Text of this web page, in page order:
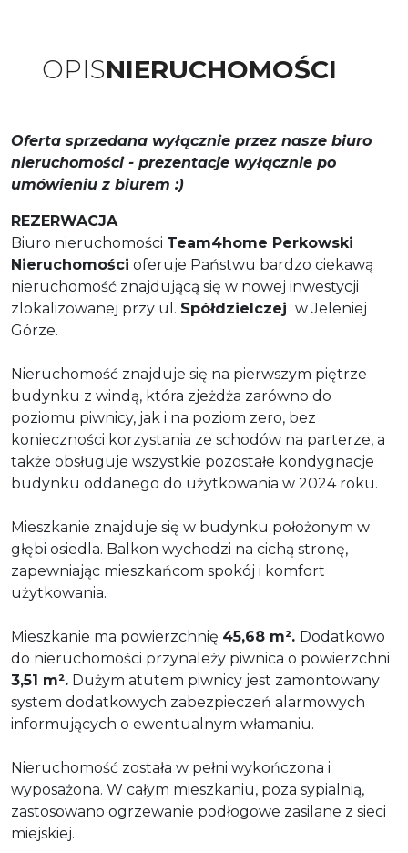
OPISNIERUCHOMOŚCI
Oferta sprzedana wyłącznie przez nasze biuro
nieruchomości - prezentacje wyłącznie po
umówieniu z biurem :)
REZERWACJA
Biuro nieruchomości Team4home Perkowski
Nieruchomości oferuje Państwu bardzo ciekawą
nieruchomość znajdującą się w nowej inwestycji
zlokalizowanej przy ul. Spółdzielczej w Jeleniej
Górze.
Nieruchomość znajduje się na pierwszym piętrze
budynku z windą, która zjeżdża zarówno do
poziomu piwnicy, jak i na poziom zero, bez
konieczności korzystania ze schodów na parterze, a
także obsługuje wszystkie pozostałe kondygnacje
budynku oddanego do użytkowania w 2024 roku.
Mieszkanie znajduje się w budynku położonym w
głębi osiedla. Balkon wychodzi na cichą stronę,
zapewniając mieszkańcom spokój i komfort
użytkowania.
Mieszkanie ma powierzchnię 45,68 m². Dodatkowo
do nieruchomości przynależy piwnica o powierzchni
3,51 m². Dużym atutem piwnicy jest zamontowany
system dodatkowych zabezpieczeń alarmowych
informujących o ewentualnym włamaniu.
Nieruchomość została w pełni wykończona i
wyposażona. W całym mieszkaniu, poza sypialnią,
zastosowano ogrzewanie podłogowe zasilane z sieci
miejskiej.